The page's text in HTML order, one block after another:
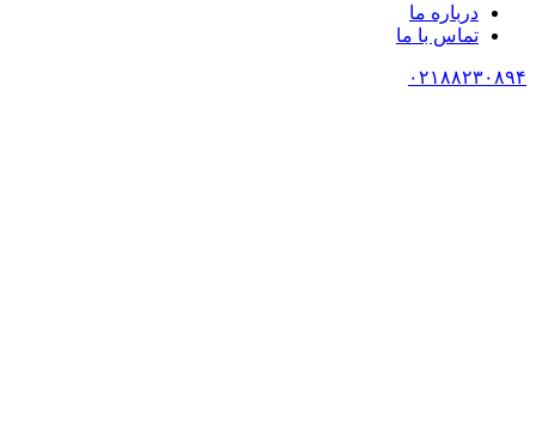
درباره ما
تماس با ما
۰۲۱۸۸۲۳۰۸۹۴